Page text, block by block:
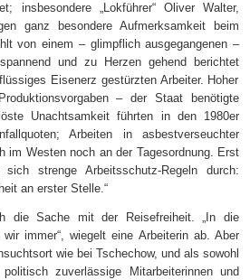
insbesondere „Lokführer“ Oliver Walter,
ganz besondere Aufmerksamkeit beim
von einem – glimpflich ausgegangenen –
und zu Herzen gehend
berichtet
Eisenerz gestürzten Arbeiter. Hoher
– der Staat benötigte
Unachtsamkeit führten in den 1980er
Arbeiten in asbestverseuchter
im Westen noch an der Tagesordnung. Erst
strenge Arbeitsschutz-Regeln durch:
an erster Stelle.“
die Sache mit der Reisefreiheit. „In die
immer“, wiegelt eine Arbeiterin ab. Aber
wie bei Tschechow, und als sowohl
zuverlässige Mitarbeiterinnen und